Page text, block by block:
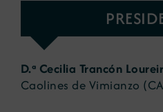
D.ª Cecilia Trancón
Caolines de Vimianzo